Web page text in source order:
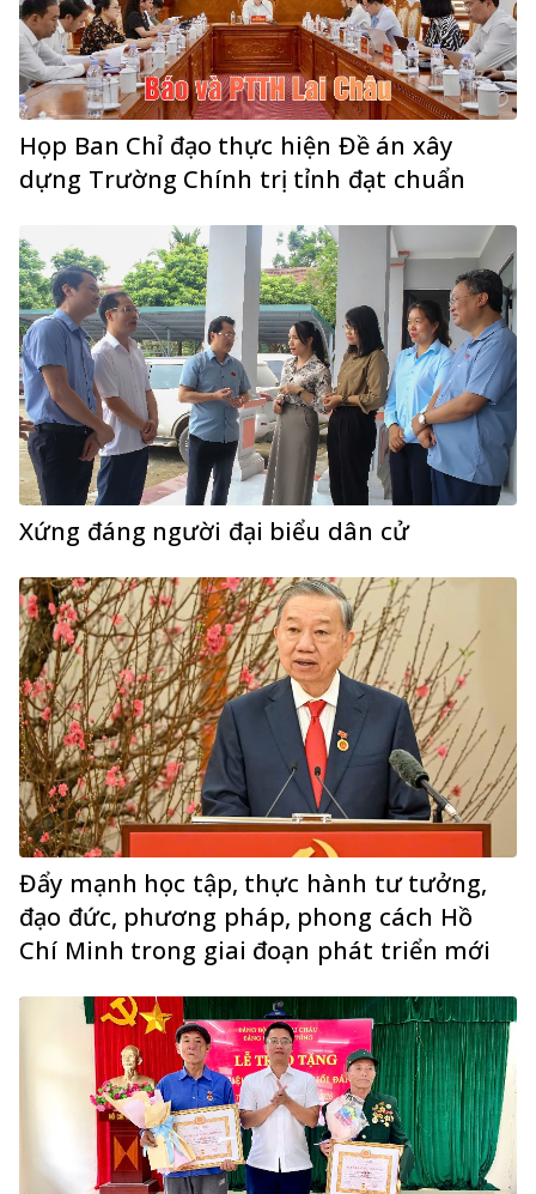
Họp Ban Chỉ đạo thực hiện Đề án xây
dựng Trường Chính trị tỉnh đạt chuẩn
Xứng đáng người đại biểu dân cử
Đẩy mạnh học tập, thực hành tư tưởng,
đạo đức, phương pháp, phong cách Hồ
Chí Minh trong giai đoạn phát triển mới